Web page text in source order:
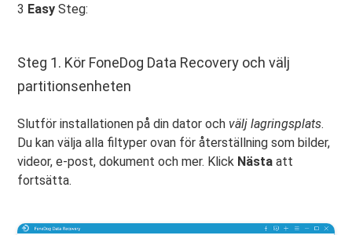
3 Easy Steg:
Steg 1. Kör FoneDog Data Recovery och välj
partitionsenheten
Slutför installationen på din dator och välj lagringsplats.
Du kan välja alla filtyper ovan för återställning som bilder,
videor, e-post, dokument och mer. Klick Nästa att
fortsätta.